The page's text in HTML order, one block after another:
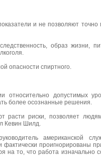
и не позволяют точно
образ жизни,
опасности спиртного.
допустимых
более осознанные решения.
расти риски, позволяет
Кевин Шилд.
американской
проигнорированы
то, что работа изначально